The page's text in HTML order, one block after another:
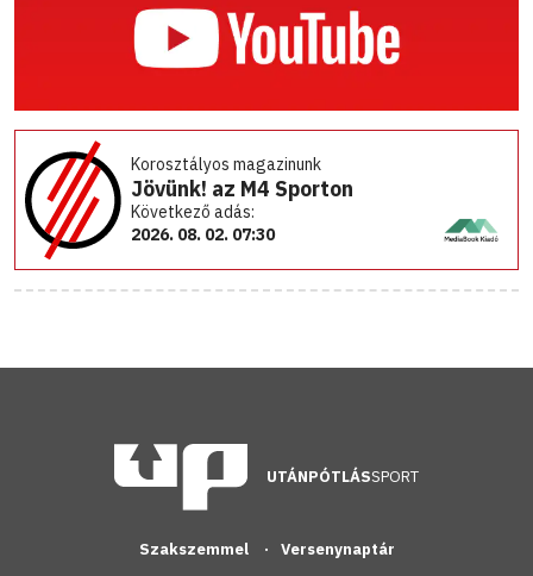
Korosztályos magazinunk
Jövünk! az M4 Sporton
Következő adás:
2026. 08. 02. 07:30
UTÁNPÓTLÁSSPORT
Szakszemmel Versenynaptár